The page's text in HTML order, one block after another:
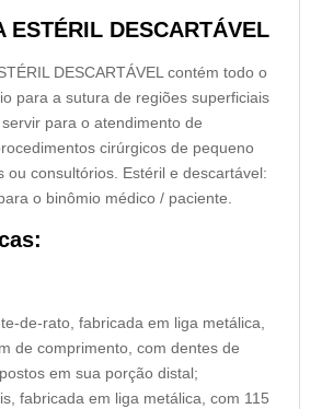
ESTÉRIL DESCARTÁVEL
DESCARTÁVEL contém todo o
para a sutura de regiões superficiais
para o atendimento de
cirúrgicos de pequeno
ou consultórios. Estéril e descartável:
o binômio médico / paciente.
de-rato, fabricada em liga metálica,
de comprimento, com dentes de
em sua porção distal;
fabricada em liga metálica, com 115